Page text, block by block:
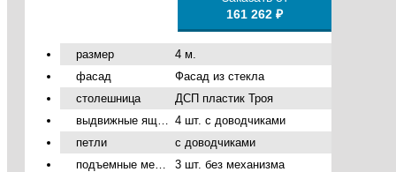
161 262 ₽
размер
4 м.
фасад
Фасад из стекла
столешница
ДСП пластик Троя
4 шт. с доводчиками
петли
с доводчиками
3 шт. без механизма